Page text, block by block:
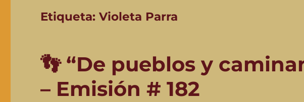
Etiqueta:Violeta Parra
👣 “De pueblos y
– Emisión # 182